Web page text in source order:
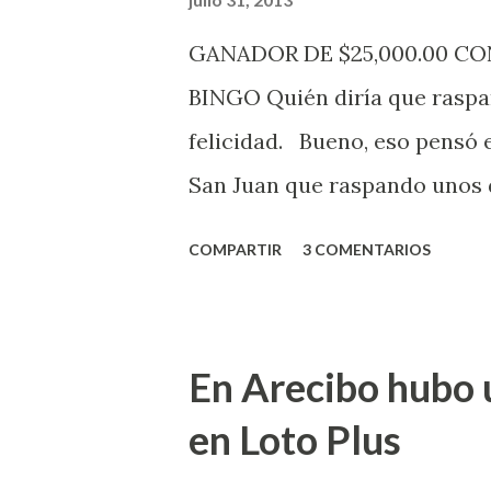
de la página electrónica de
GANADOR DE $25,000.00
BINGO Quién diría que
felicidad. Bueno, eso pensó
San Juan que raspando
la farmacia Yarimar de la
San Juan
COMPARTIR 3 COMENTARIOS
En Arecibo hubo
en Loto Plus